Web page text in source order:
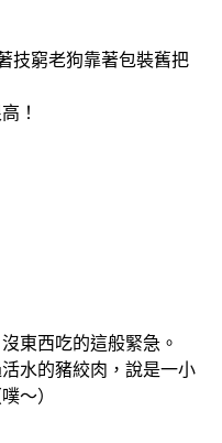
技窮老狗靠著包裝舊把
！
東西吃的這般緊急。
水的豬絞肉，說是一小
～）